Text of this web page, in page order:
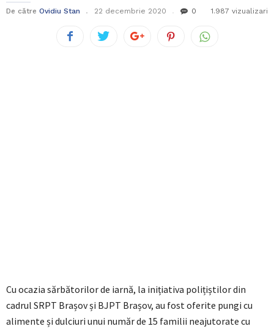
De către Ovidiu Stan 22 decembrie 2020 0 1.987 vizualizari
Cu ocazia sărbătorilor de iarnă, la inițiativa polițiștilor din
cadrul SRPT Brașov și BJPT Brașov, au fost oferite pungi cu
alimente și dulciuri unui număr de 15 familii neajutorate cu